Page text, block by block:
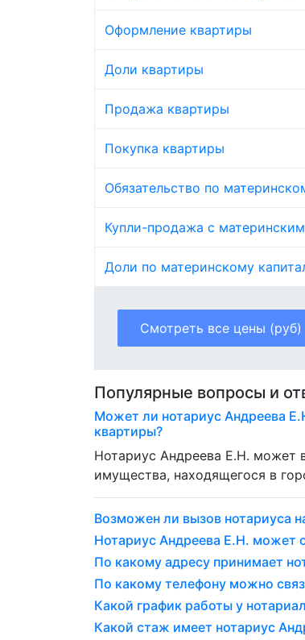
Оформление квартиры
Доли квартиры
Продажа квартиры
Покупка квартиры
Обязательство по
Купли-продажа с
Доли по материнскому
Смотреть все цены (руб)
Популярные вопросы и
Может ли нотариус Андреева
квартиры?
Нотариус Андреева Е.Н. может
имущества, находящегося в
Возможен ли вызов нотариуса
Нотариус Андреева Е.Н. может
По какому адресу принимает
По какому телефону можно
Какой график работы у
Какой стаж имеет нотариус